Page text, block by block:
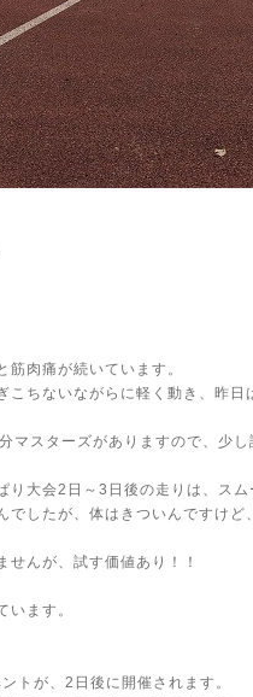
肉痛が続いています。
こちないながらに軽く動き、昨日
マスターズがありますので、少
り大会2日～3日後の走りは、スム
したが、体はきついんですけど
んが、試す価値あり！！
います。
トが、2日後に開催されます。